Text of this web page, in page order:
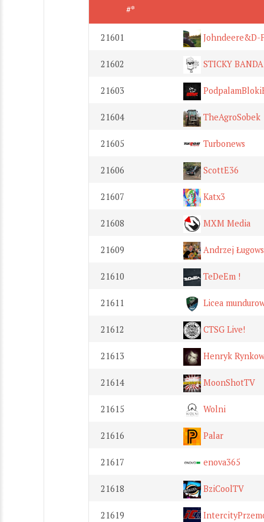
#*
21601 Johndeere&D-
21602 STICKY
21603
21604 TheAgroSobek
21605 Turbonews
21606 ScottE36
21607 Katx3
21608 MXM Media
21609 Andrzej
21610 TeDeEm !
21611 Licea
21612 CTSG Live!
21613 Henryk
21614 MoonShotTV
21615 Wolni
21616 Palar
21617 enova365
21618 BziCoolTV
21619